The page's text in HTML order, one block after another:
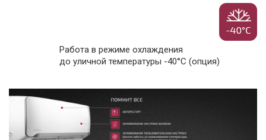
Работа в режиме охлаждения
до уличной температуры -40°С (опция)